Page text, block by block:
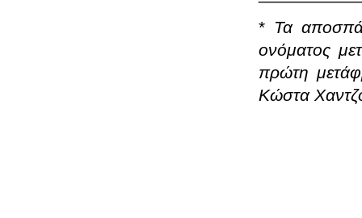
* Τα
ονόματος
πρώτη
Κώστα